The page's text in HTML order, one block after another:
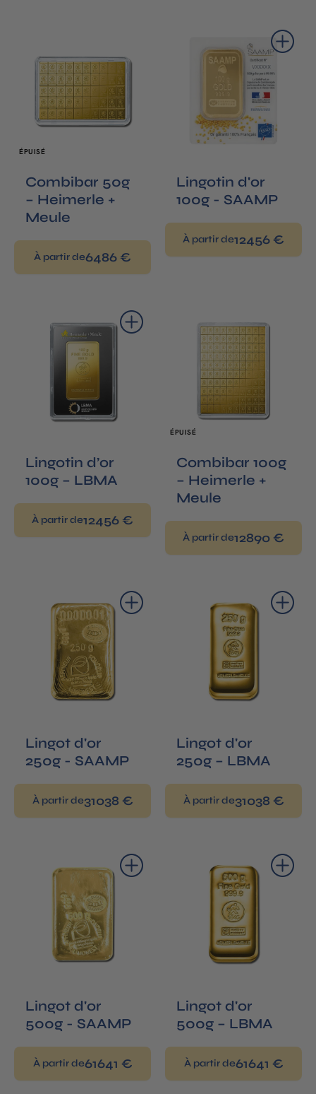
ÉPUISÉ
Combibar 50g
– Heimerle +
Meule
À partir de6486 €
Lingotin d'or
100g - SAAMP
À partir de12456 €
Lingotin d’or
100g – LBMA
À partir de12456 €
ÉPUISÉ
Combibar 100g
– Heimerle +
Meule
À partir de12890 €
Lingot d'or
250g - SAAMP
À partir de31038 €
Lingot d'or
250g – LBMA
À partir de31038 €
Lingot d'or
500g - SAAMP
À partir de61641 €
Lingot d'or
500g – LBMA
À partir de61641 €